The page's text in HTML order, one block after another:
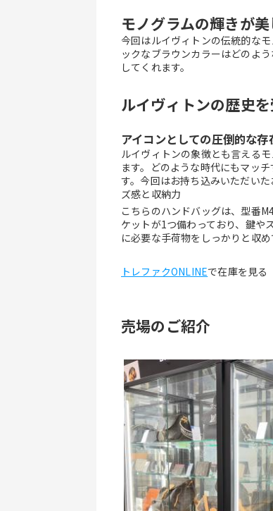
モノグラムの輝きが
今回はルイヴィトンの伝統的な
ックなブラウンカラーはどのよ
してくれます。
ルイヴィトンの歴史
アイコンとしての圧倒的な存
ルイヴィトンの象徴とも言える
ます。どのような時代にもマッ
す。今回はお持ち込みいただい
ズ感と収納力
こちらのハンドバッグは、型番
ケットが1つ備わっており、鍵や
に必要な手荷物をしっかりと収
トレファクONLINEで在庫を見る
売場のご紹介